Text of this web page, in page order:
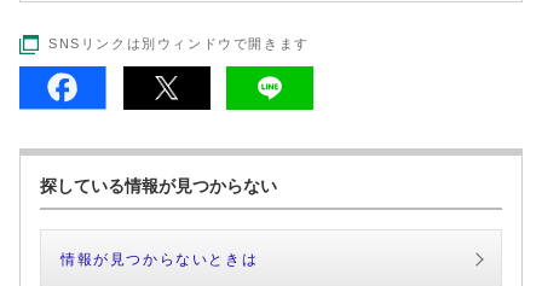
SNSリンクは別ウィンドウで開きます
探している情報が見つからない
情報が見つからないときは